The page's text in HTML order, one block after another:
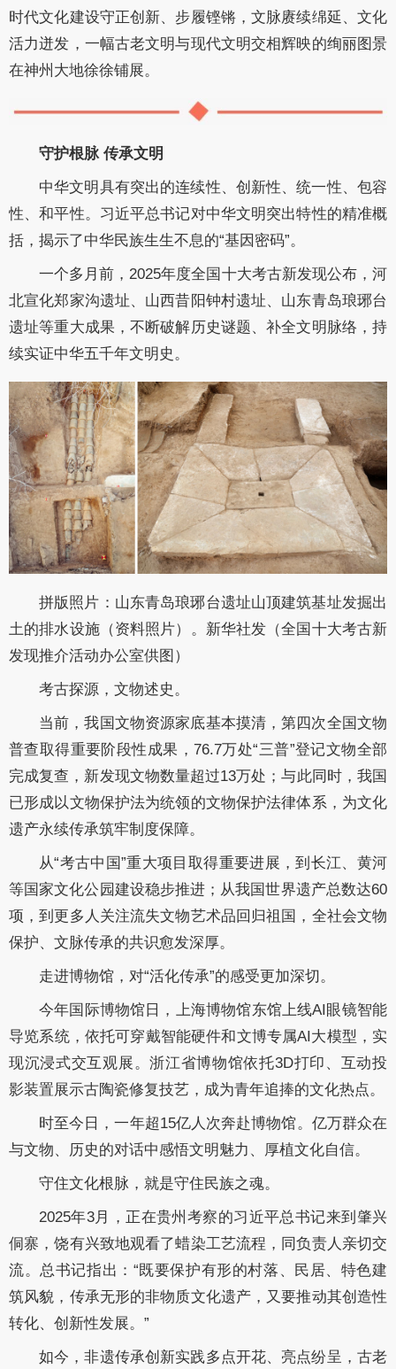
时代文化建设守正创新、步履铿锵，文脉赓续绵延、文化
活力迸发，一幅古老文明与现代文明交相辉映的绚丽图景
在神州大地徐徐铺展。
守护根脉 传承文明
中华文明具有突出的连续性、创新性、统一性、包容
性、和平性。习近平总书记对中华文明突出特性的精准概
括，揭示了中华民族生生不息的“基因密码”。
一个多月前，2025年度全国十大考古新发现公布，河
北宣化郑家沟遗址、山西昔阳钟村遗址、山东青岛琅琊台
遗址等重大成果，不断破解历史谜题、补全文明脉络，持
续实证中华五千年文明史。
拼版照片：山东青岛琅琊台遗址山顶建筑基址发掘出
土的排水设施（资料照片）。新华社发（全国十大考古新
发现推介活动办公室供图）
考古探源，文物述史。
当前，我国文物资源家底基本摸清，第四次全国文物
普查取得重要阶段性成果，76.7万处“三普”登记文物全部
完成复查，新发现文物数量超过13万处；与此同时，我国
已形成以文物保护法为统领的文物保护法律体系，为文化
遗产永续传承筑牢制度保障。
从“考古中国”重大项目取得重要进展，到长江、黄河
等国家文化公园建设稳步推进；从我国世界遗产总数达60
项，到更多人关注流失文物艺术品回归祖国，全社会文物
保护、文脉传承的共识愈发深厚。
走进博物馆，对“活化传承”的感受更加深切。
今年国际博物馆日，上海博物馆东馆上线AI眼镜智能
导览系统，依托可穿戴智能硬件和文博专属AI大模型，实
现沉浸式交互观展。浙江省博物馆依托3D打印、互动投
影装置展示古陶瓷修复技艺，成为青年追捧的文化热点。
时至今日，一年超15亿人次奔赴博物馆。亿万群众在
与文物、历史的对话中感悟文明魅力、厚植文化自信。
守住文化根脉，就是守住民族之魂。
2025年3月，正在贵州考察的习近平总书记来到肇兴
侗寨，饶有兴致地观看了蜡染工艺流程，同负责人亲切交
流。总书记指出：“既要保护有形的村落、民居、特色建
筑风貌，传承无形的非物质文化遗产，又要推动其创造性
转化、创新性发展。”
如今，非遗传承创新实践多点开花、亮点纷呈，古老